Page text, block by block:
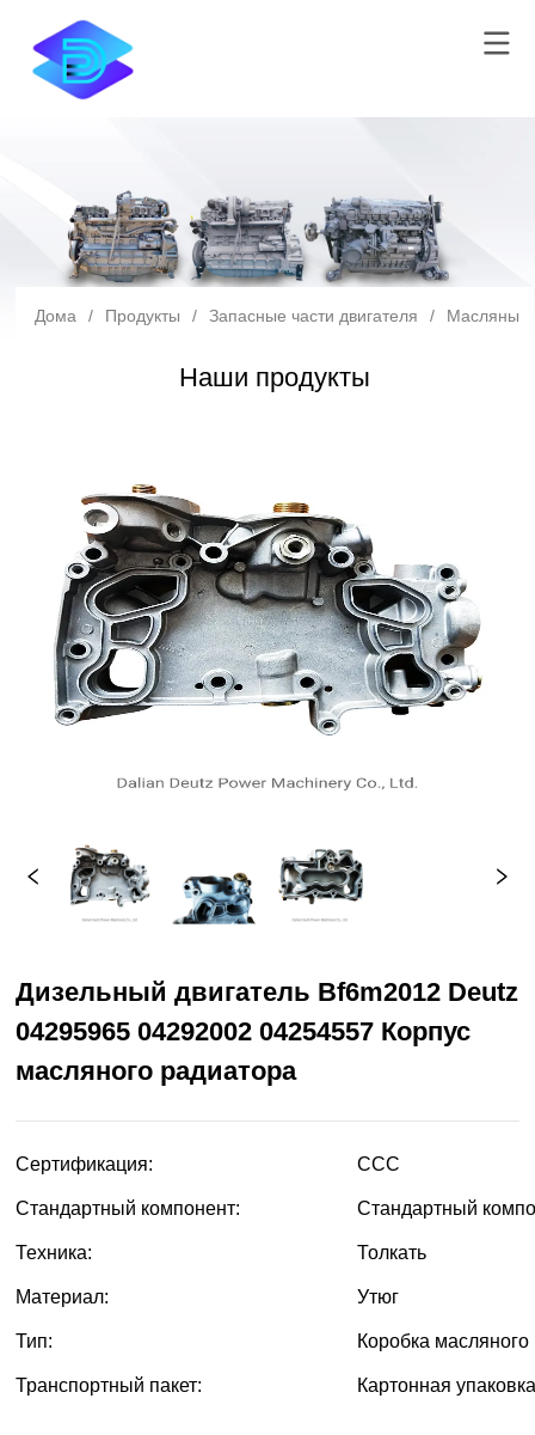
Дома / Продукты / Запасные части двигателя / Масляный
Наши продукты
Дизельный двигатель Bf6m2012 Deutz
04295965 04292002 04254557 Корпус
масляного радиатора